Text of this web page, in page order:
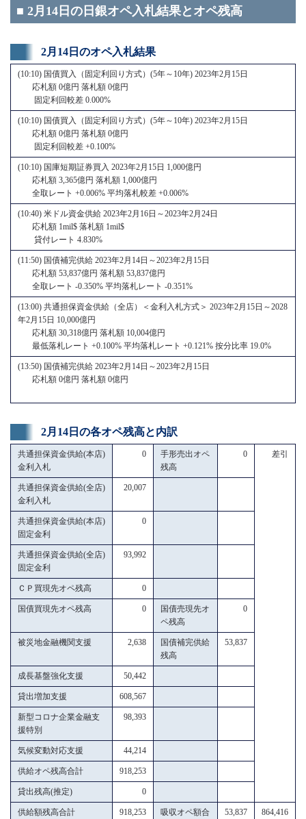
■ 2月14日の日銀オペ入札結果とオペ残高
2月14日のオペ入札結果
(10:10) 国債買入（固定利回り方式）(5年～10年) 2023年2月15日
応札額 0億円 落札額 0億円
固定利回較差 0.000%
(10:10) 国債買入（固定利回り方式）(5年～10年) 2023年2月15日
応札額 0億円 落札額 0億円
固定利回較差 +0.100%
(10:10) 国庫短期証券買入 2023年2月15日 1,000億円
応札額 3,365億円 落札額 1,000億円
全取レート +0.006% 平均落札較差 +0.006%
(10:40) 米ドル資金供給 2023年2月16日～2023年2月24日
応札額 1mil$ 落札額 1mil$
貸付レート 4.830%
(11:50) 国債補完供給 2023年2月14日～2023年2月15日
応札額 53,837億円 落札額 53,837億円
全取レート -0.350% 平均落札レート -0.351%
(13:00) 共通担保資金供給（全店）＜金利入札方式＞ 2023年2月15日～2028
年2月15日 10,000億円
応札額 30,318億円 落札額 10,004億円
最低落札レート +0.100% 平均落札レート +0.121% 按分比率 19.0%
(13:50) 国債補完供給 2023年2月14日～2023年2月15日
応札額 0億円 落札額 0億円
2月14日の各オペ残高と内訳
共通担保資金供給(本店)
金利入札
0
手形売出オペ
残高
0 差引
共通担保資金供給(全店)
金利入札
20,007
共通担保資金供給(本店)
固定金利
0
共通担保資金供給(全店)
固定金利
93,992
ＣＰ買現先オペ残高 0
国債買現先オペ残高 0
国債売現先オ
ペ残高
0
被災地金融機関支援 2,638
国債補完供給
残高
53,837
成長基盤強化支援 50,442
貸出増加支援 608,567
新型コロナ企業金融支
援特別
98,393
気候変動対応支援 44,214
供給オペ残高合計 918,253
貸出残高(推定) 0
供給額残高合計 918,253
吸収オペ額合
53,837 864,416